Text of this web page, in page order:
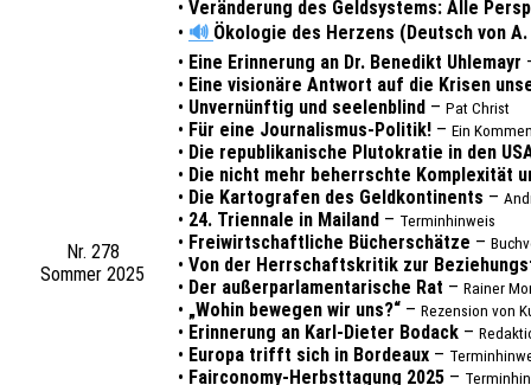
Nr. 278
Sommer 2025
• Verän­de­rung des Geld­sys­tems: Alle
• 🔊 Ökolo­gie des Herzens (Deutsch von A.
• Eine Erin­ne­rung an Dr. Bene­dikt Uhle­mayr
• Eine visio­nä­re Antwort auf die Krisen
• Unver­nünf­tig und seelen­blind – Pat Christ
• Für eine Jour­na­lis­mus-Poli­tik! – Ein
• Die repu­bli­ka­ni­sche Pluto­kra­tie in den
• Die nicht mehr beherrsch­te Komple­xi­tät
• Die Karto­gra­fen des Geld­kon­ti­nents –
• 24. Trien­na­le in Mailand – Termin­hin­weis
• Frei­wirt­schaft­li­che Bücher­schät­ze –
• Von der Herr­schafts­kri­tik zur
• Der außer­par­la­men­ta­ri­sche Rat – Rainer
• „Wohin bewe­gen wir uns?“ – Rezen­si­on von
• Erin­ne­rung an Karl-Dieter Bodack –
• Europa trifft sich in Bordeaux –
• Fair­co­no­my-Herbst­ta­gung 2025 –